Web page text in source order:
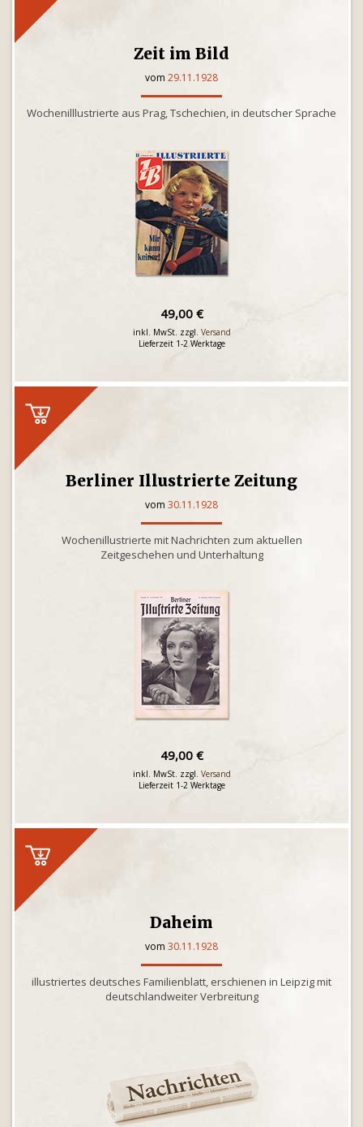
Zeit im Bild
vom 29.11.1928
Wochenilllustrierte aus Prag, Tschechien, in deutscher Sprache
49,00 €
inkl. MwSt. zzgl. Versand
Lieferzeit 1-2 Werktage
Berliner Illustrierte Zeitung
vom 30.11.1928
Wochenillustrierte mit Nachrichten zum aktuellen
Zeitgeschehen und Unterhaltung
49,00 €
inkl. MwSt. zzgl. Versand
Lieferzeit 1-2 Werktage
Daheim
vom 30.11.1928
illustriertes deutsches Familienblatt, erschienen in Leipzig mit
deutschlandweiter Verbreitung